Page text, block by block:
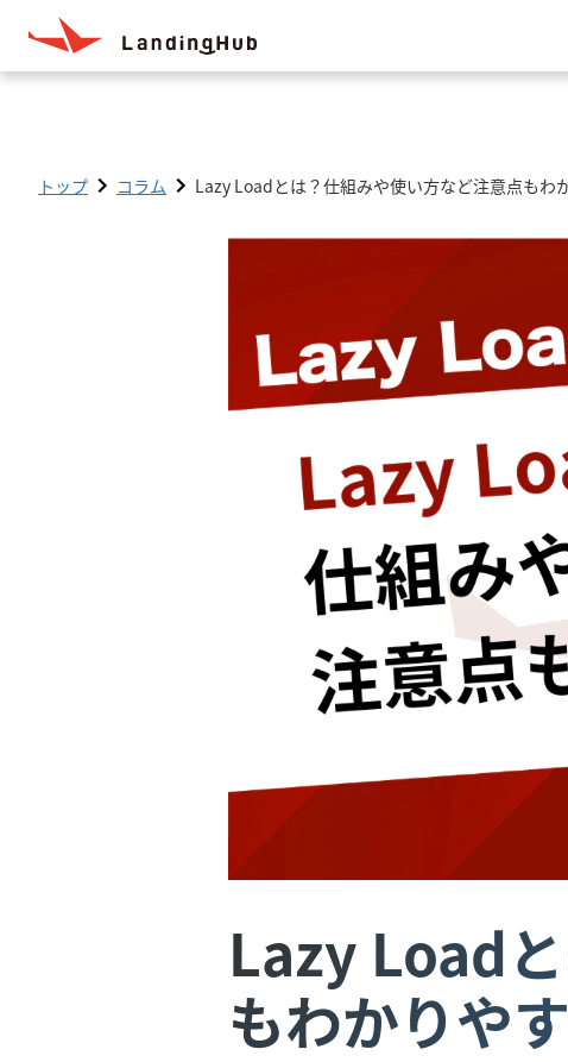
トップ コラム Lazy Loadとは？仕組みや使い方など注意点もわ
Lazy Load
もわかりや